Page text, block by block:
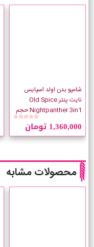
شامپو بدن اولد اسپایس
نایت پنتر Old Spice
Nightpanther 3in1 حجم
☆☆☆☆☆
1,360,000 تومان
محصولات مشابه